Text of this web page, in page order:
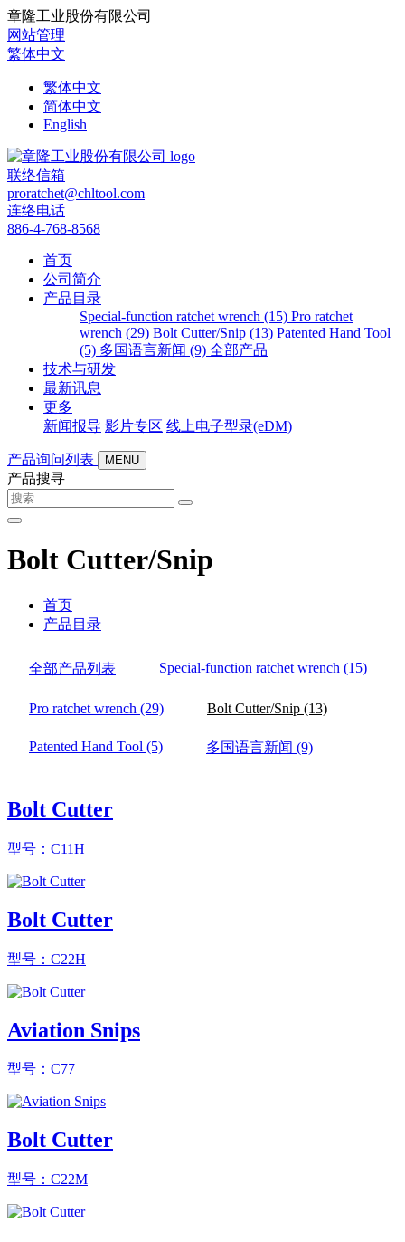
章隆工业股份有限公司
网站管理
繁体中文
繁体中文
简体中文
English
联络信箱
proratchet@chltool.com
连络电话
886-4-768-8568
首页
公司简介
产品目录
Special-function ratchet wrench (15) Pro ratchet
wrench (29) Bolt Cutter/Snip (13) Patented Hand Tool
(5) 多国语言新闻 (9) 全部产品
技术与研发
最新讯息
更多
新闻报导 影片专区 线上电子型录(eDM)
产品询问列表 MENU
产品搜寻
Bolt Cutter/Snip
首页
产品目录
全部产品列表 Special-function ratchet wrench (15)
Pro ratchet wrench (29) Bolt Cutter/Snip (13)
Patented Hand Tool (5) 多国语言新闻 (9)
Bolt Cutter
型号：C11H
Bolt Cutter
型号：C22H
Aviation Snips
型号：C77
Bolt Cutter
型号：C22M